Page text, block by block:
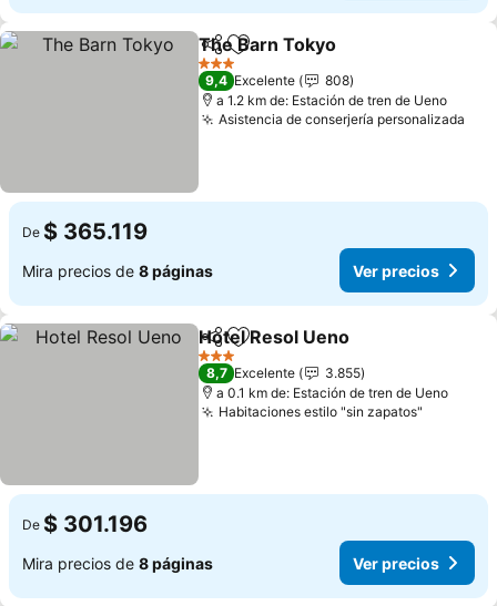
Compartir
Agregar a favoritos
The Barn Tokyo
3 Estrellas
9,4 Excelente
808
a 1.2 km de: Estación de tren de Ueno
Asistencia de conserjería personalizada
De $ 365.119
Mira precios de 8 páginas Ver precios
CompartirAgregar a favoritos
Hotel Resol Ueno
3 Estrellas
8,7 Excelente
3.855
a 0.1 km de: Estación de tren de Ueno
Habitaciones estilo "sin zapatos"
De $ 301.196
Mira precios de 8 páginas Ver precios